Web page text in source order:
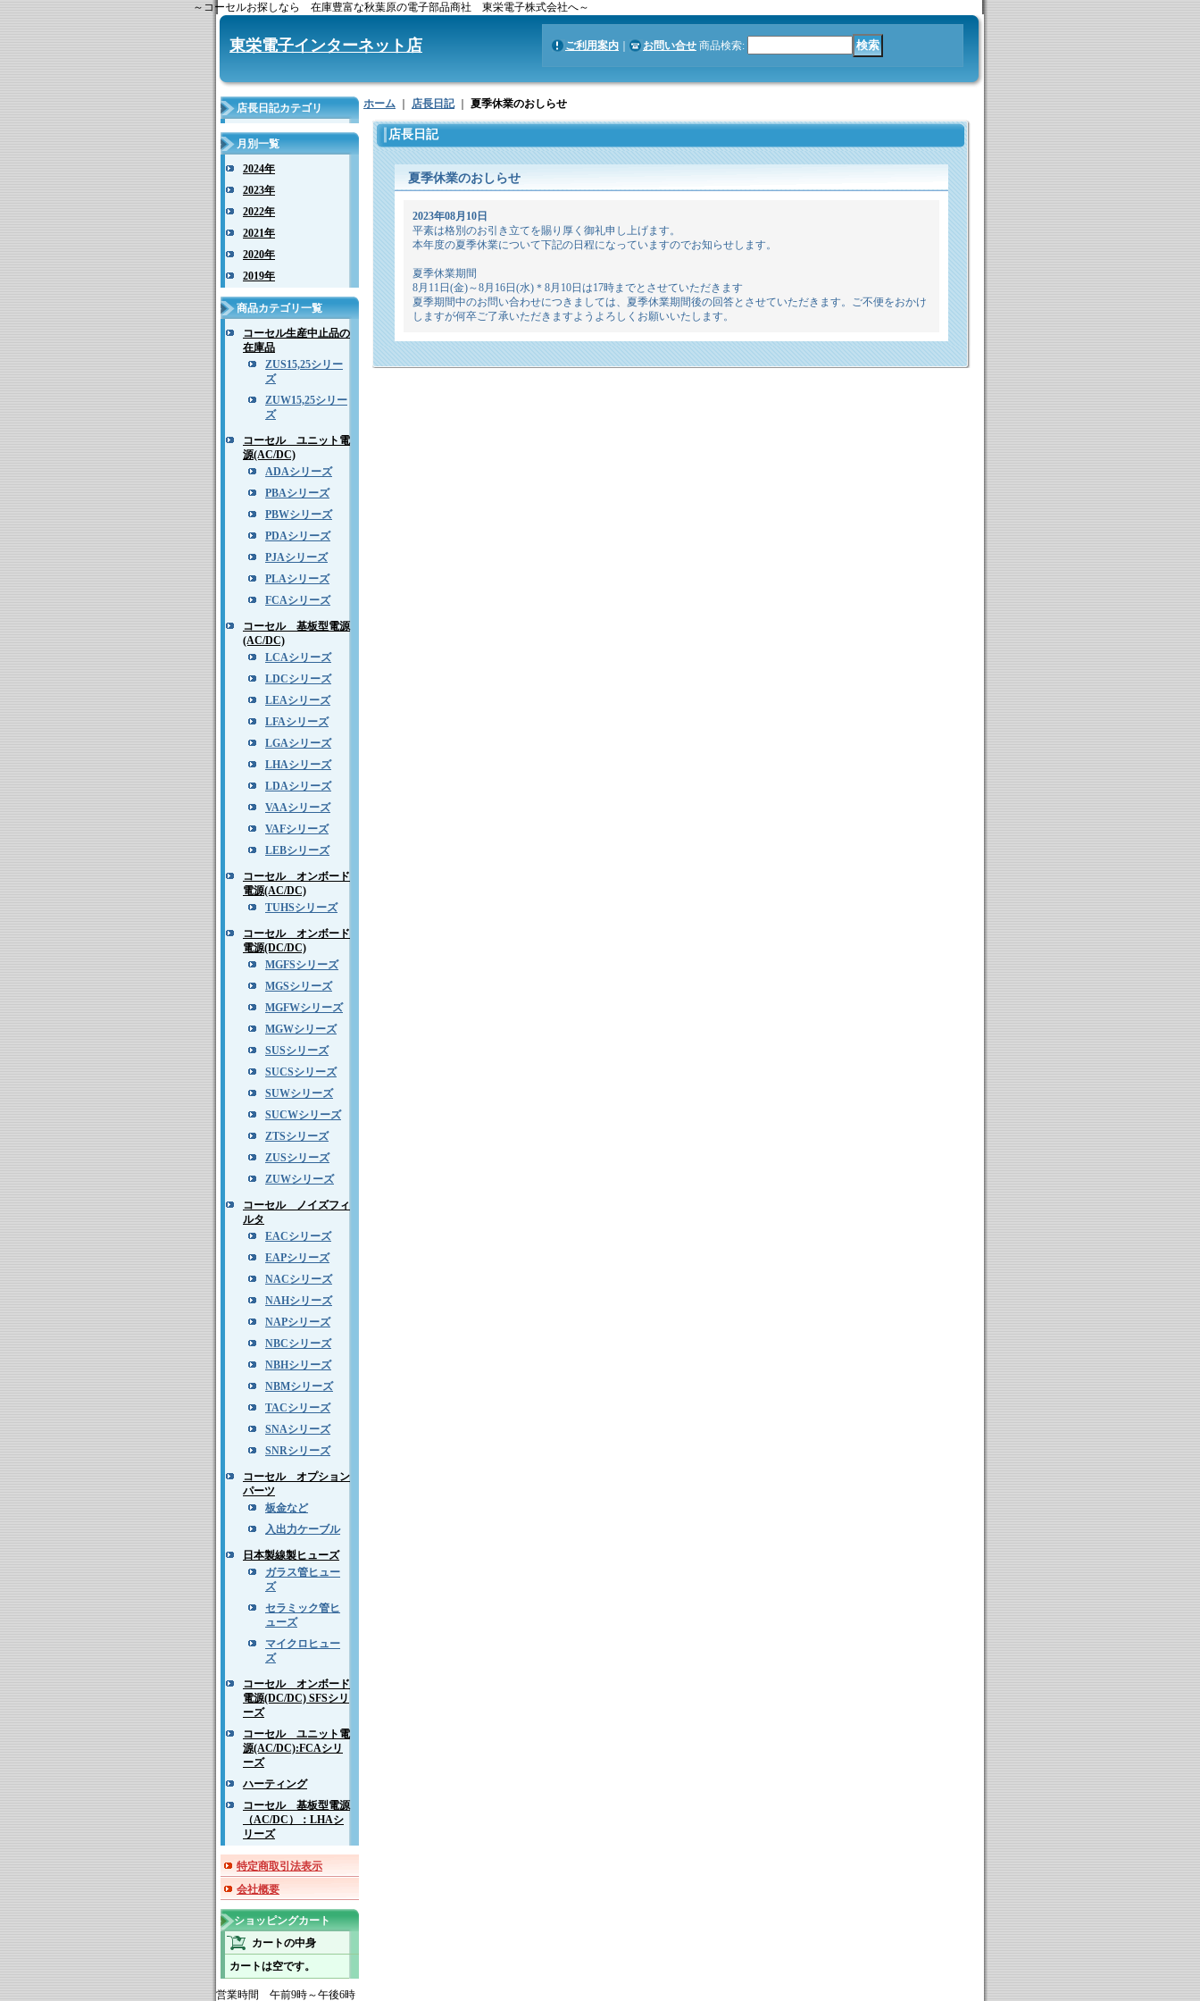
～コーセルお探しなら 在庫豊富な秋葉原の電子部品商社 東栄電子株式会社へ～
東栄電子インターネット店 ご利用案内 お問い合せ 商品検索:
店長日記カテゴリ
月別一覧
2024年
2023年
2022年
2021年
2020年
2019年
商品カテゴリ一覧
コーセル生産中止品の
在庫品
ZUS15,25シリー
ズ
ZUW15,25シリー
ズ
コーセル ユニット電
源(AC/DC)
ADAシリーズ
PBAシリーズ
PBWシリーズ
PDAシリーズ
PJAシリーズ
PLAシリーズ
FCAシリーズ
コーセル 基板型電源
(AC/DC)
LCAシリーズ
LDCシリーズ
LEAシリーズ
LFAシリーズ
LGAシリーズ
LHAシリーズ
LDAシリーズ
VAAシリーズ
VAFシリーズ
LEBシリーズ
コーセル オンボード
電源(AC/DC)
TUHSシリーズ
コーセル オンボード
電源(DC/DC)
MGFSシリーズ
MGSシリーズ
MGFWシリーズ
MGWシリーズ
SUSシリーズ
SUCSシリーズ
SUWシリーズ
SUCWシリーズ
ZTSシリーズ
ZUSシリーズ
ZUWシリーズ
コーセル ノイズフィ
ルタ
EACシリーズ
EAPシリーズ
NACシリーズ
NAHシリーズ
NAPシリーズ
NBCシリーズ
NBHシリーズ
NBMシリーズ
TACシリーズ
SNAシリーズ
SNRシリーズ
コーセル オプション
パーツ
板金など
入出力ケーブル
日本製線製ヒューズ
ガラス管ヒュー
ズ
セラミック管ヒ
ューズ
マイクロヒュー
ズ
コーセル オンボード
電源(DC/DC) SFSシリ
ーズ
コーセル ユニット電
源(AC/DC):FCAシリ
ーズ
ハーティング
コーセル 基板型電源
（AC/DC）：LHAシ
リーズ
特定商取引法表示
会社概要
ショッピングカート
カートの中身
カートは空です。
営業時間 午前9時～午後6時
ホーム 店長日記｜ 夏季休業のおしらせ
店長日記
夏季休業のおしらせ
2023年08月10日
平素は格別のお引き立てを賜り厚く御礼申し上げます。
本年度の夏季休業について下記の日程になっていますのでお知らせします。
夏季休業期間
8月11日(金)～8月16日(水)＊8月10日は17時までとさせていただきます
夏季期間中のお問い合わせにつきましては、夏季休業期間後の回答とさせていただきます。ご不便をおかけ
しますが何卒ご了承いただきますようよろしくお願いいたします。